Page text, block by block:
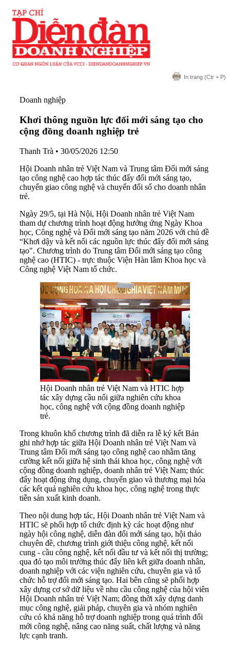
In trang (Ctr + P)
Doanh nghiệp
Khơi thông nguồn lực đổi mới sáng tạo cho
cộng đồng doanh nghiệp trẻ
Thanh Trà • 30/05/2026 12:50
Hội Doanh nhân trẻ Việt Nam và Trung tâm Đổi mới sáng
tạo công nghệ cao hợp tác thúc đẩy đổi mới sáng tạo,
chuyển giao công nghệ và chuyển đổi số cho doanh nhân
trẻ.
Ngày 29/5, tại Hà Nội, Hội Doanh nhân trẻ Việt Nam
tham dự chương trình hoạt động hưởng ứng Ngày Khoa
học, Công nghệ và Đổi mới sáng tạo năm 2026 với chủ đề
“Khơi dậy và kết nối các nguồn lực thúc đẩy đổi mới sáng
tạo". Chương trình do Trung tâm Đổi mới sáng tạo công
nghệ cao (HTIC) - trực thuộc Viện Hàn lâm Khoa học và
Công nghệ Việt Nam tổ chức.
Hội Doanh nhân trẻ Việt Nam và HTIC hợp
tác xây dựng cầu nối giữa nghiên cứu khoa
học, công nghệ với cộng đồng doanh nghiệp
trẻ.
Trong khuôn khổ chương trình đã diễn ra lễ ký kết Bản
ghi nhớ hợp tác giữa Hội Doanh nhân trẻ Việt Nam và
Trung tâm Đổi mới sáng tạo công nghệ cao nhằm tăng
cường kết nối giữa hệ sinh thái khoa học, công nghệ với
cộng đồng doanh nghiệp, doanh nhân trẻ Việt Nam; thúc
đẩy hoạt động ứng dụng, chuyển giao và thương mại hóa
các kết quả nghiên cứu khoa học, công nghệ trong thực
tiễn sản xuất kinh doanh.
Theo nội dung hợp tác, Hội Doanh nhân trẻ Việt Nam và
HTIC sẽ phối hợp tổ chức định kỳ các hoạt động như
ngày hội công nghệ, diễn đàn đổi mới sáng tạo, hội thảo
chuyên đề, chương trình giới thiệu công nghệ, kết nối
cung - cầu công nghệ, kết nối đầu tư và kết nối thị trường;
qua đó tạo môi trường thúc đẩy liên kết giữa doanh nhân,
doanh nghiệp với các viện nghiên cứu, chuyên gia và tổ
chức hỗ trợ đổi mới sáng tạo. Hai bên cũng sẽ phối hợp
xây dựng cơ sở dữ liệu về nhu cầu công nghệ của hội viên
Hội Doanh nhân trẻ Việt Nam; đồng thời xây dựng danh
mục công nghệ, giải pháp, chuyên gia và nhóm nghiên
cứu có khả năng hỗ trợ doanh nghiệp trong quá trình đổi
mới công nghệ, nâng cao năng suất, chất lượng và năng
lực cạnh tranh.